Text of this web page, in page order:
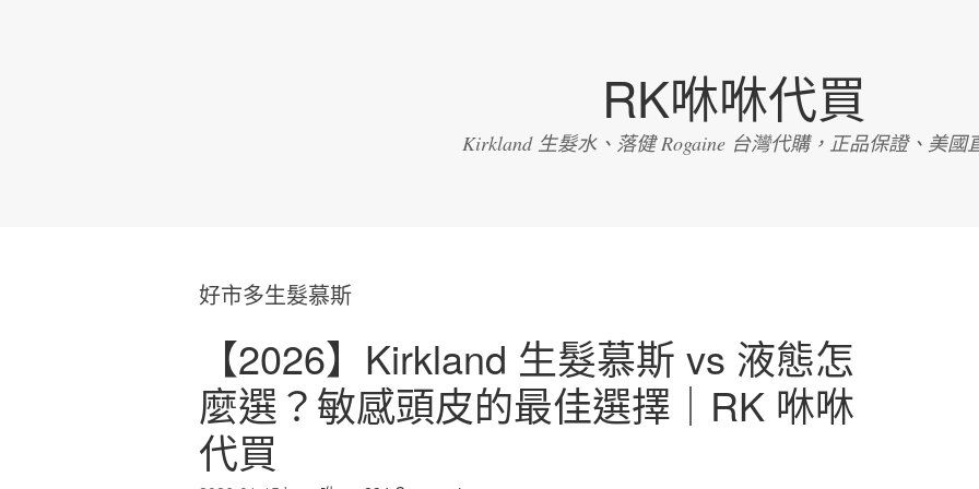
RK咻咻代買
Kirkland 生髮水、落健 Rogaine 台灣代購，正品保證、美國
好市多生髮慕斯
【2026】Kirkland 生髮慕斯 vs 液態怎
麼選？敏感頭皮的最佳選擇｜RK 咻咻
代買